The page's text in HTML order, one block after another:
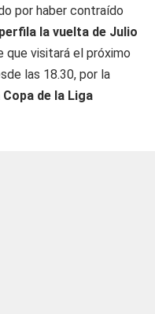
por haber contraído
la vuelta de Julio
que visitará el próximo
las 18.30, por la
de la Liga